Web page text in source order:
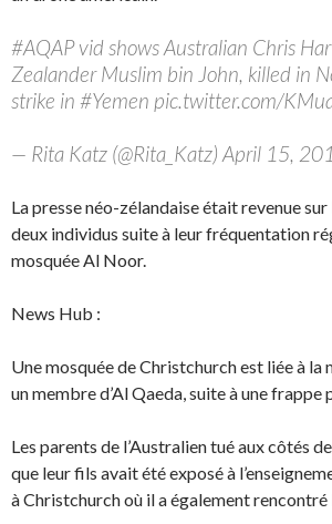
#AQAP vid shows Australian Chris
Zealander Muslim bin John, killed in
strike in #Yemen pic.twitter.com/
— Rita Katz (@Rita_Katz) April 15,
La presse néo-zélandaise était revenue
deux individus suite à leur fréquentation
mosquée Al Noor.
News Hub :
Une mosquée de Christchurch est liée à la
un membre d’Al Qaeda, suite à une frappe
Les parents de l’Australien tué aux côtés
que leur fils avait été exposé à
à Christchurch où il a également rencontré